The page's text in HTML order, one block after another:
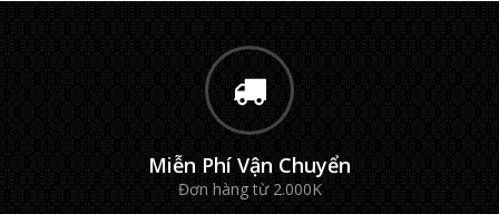
Miễn Phí Vận Chuyển
Đơn hàng từ 2.000K